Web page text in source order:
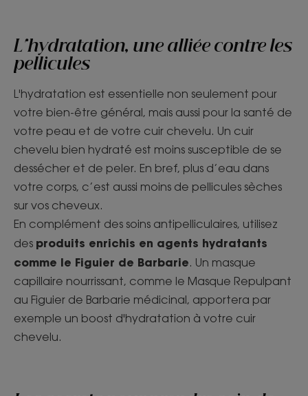
L'hydratation, une alliée contre les
pellicules
L'hydratation est essentielle non seulement pour
votre bien-être général, mais aussi pour la santé de
votre peau et de votre cuir chevelu. Un cuir
chevelu bien hydraté est moins susceptible de se
dessécher et de peler. En bref, plus d’eau dans
votre corps, c’est aussi moins de pellicules sèches
sur vos cheveux.
En complément des soins antipelliculaires, utilisez
des produits enrichis en agents hydratants
comme le Figuier de Barbarie. Un masque
capillaire nourrissant, comme le Masque Repulpant
au Figuier de Barbarie médicinal, apportera par
exemple un boost d'hydratation à votre cuir
chevelu.